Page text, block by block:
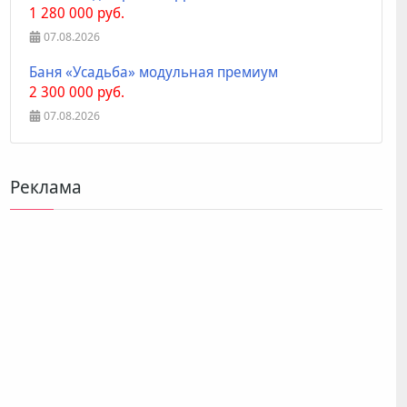
1 280 000 руб.
07.08.2026
Баня «Усадьба» модульная премиум
2 300 000 руб.
07.08.2026
Реклама